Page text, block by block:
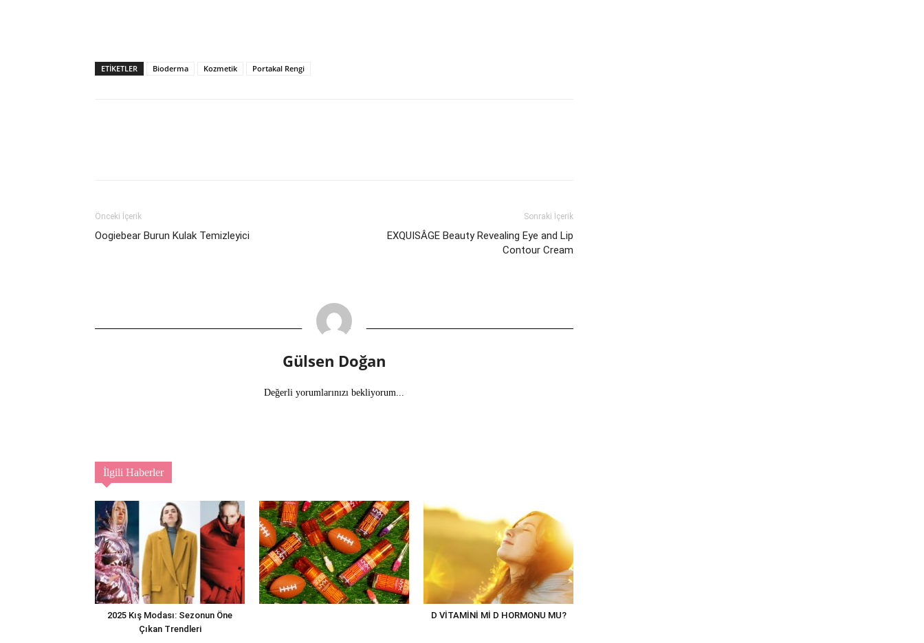
ETIKETLER Bioderma Kozmetik Portakal Rengi
Önceki İçerik
Oogiebear Burun Kulak Temizleyici
Sonraki İçerik
EXQUISÂGE Beauty Revealing Eye and Lip
Contour Cream
Gülsen Doğan
Değerli yorumlarınızı bekliyorum...
İlgili Haberler
2025 Kış Modası: Sezonun Öne
Çıkan Trendleri
D VİTAMİNİ Mİ D HORMONU MU?